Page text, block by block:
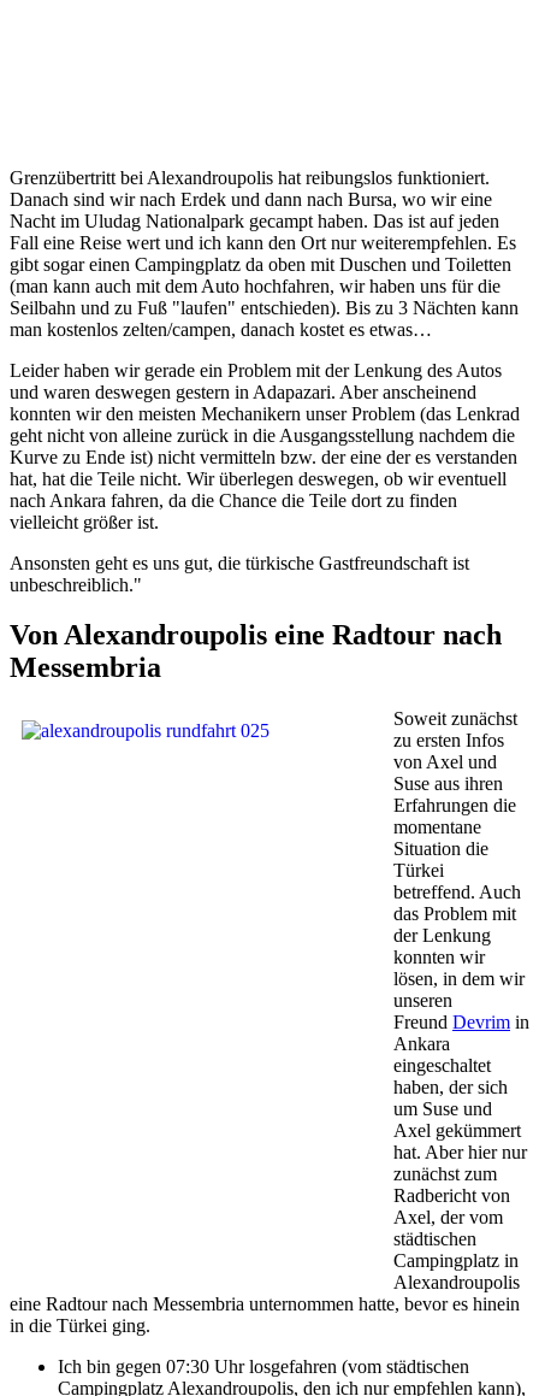
Grenzübertritt bei Alexandroupolis hat reibungslos funktioniert.
Danach sind wir nach Erdek und dann nach Bursa, wo wir eine
Nacht im Uludag Nationalpark gecampt haben. Das ist auf jeden
Fall eine Reise wert und ich kann den Ort nur weiterempfehlen. Es
gibt sogar einen Campingplatz da oben mit Duschen und Toiletten
(man kann auch mit dem Auto hochfahren, wir haben uns für die
Seilbahn und zu Fuß "laufen" entschieden). Bis zu 3 Nächten kann
man kostenlos zelten/campen, danach kostet es etwas…
Leider haben wir gerade ein Problem mit der Lenkung des Autos
und waren deswegen gestern in Adapazari. Aber anscheinend
konnten wir den meisten Mechanikern unser Problem (das Lenkrad
geht nicht von alleine zurück in die Ausgangsstellung nachdem die
Kurve zu Ende ist) nicht vermitteln bzw. der eine der es verstanden
hat, hat die Teile nicht. Wir überlegen deswegen, ob wir eventuell
nach Ankara fahren, da die Chance die Teile dort zu finden
vielleicht größer ist.
Ansonsten geht es uns gut, die türkische Gastfreundschaft ist
unbeschreiblich."
Von Alexandroupolis eine Radtour nach
Messembria
Soweit zunächst
zu ersten Infos
von Axel und
Suse aus ihren
Erfahrungen die
momentane
Situation die
Türkei
betreffend. Auch
das Problem mit
der Lenkung
konnten wir
lösen, in dem wir
unseren
Freund Devrim in
Ankara
eingeschaltet
haben, der sich
um Suse und
Axel gekümmert
hat. Aber hier nur
zunächst zum
Radbericht von
Axel, der vom
städtischen
Campingplatz in
Alexandroupolis
eine Radtour nach Messembria unternommen hatte, bevor es hinein
in die Türkei ging.
Ich bin gegen 07:30 Uhr losgefahren (vom städtischen
Campingplatz Alexandroupolis, den ich nur empfehlen kann),